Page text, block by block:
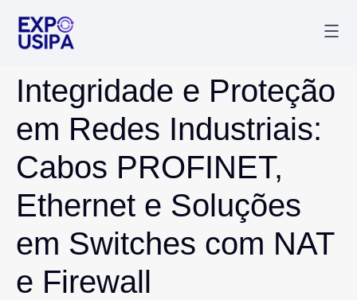
Integridade e Proteção
em Redes Industriais:
Cabos PROFINET,
Ethernet e Soluções
em Switches com NAT
e Firewall